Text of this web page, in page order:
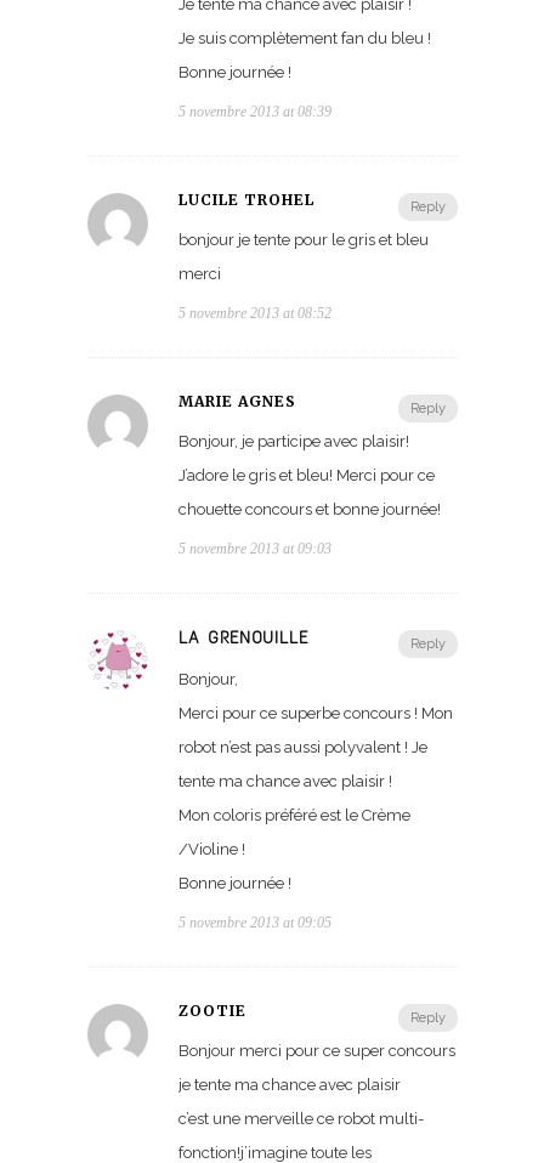
Je tente ma chance avec plaisir !
Je suis complètement fan du bleu !
Bonne journée !
5 novembre 2013 at 08:39
Reply
LUCILE TROHEL
bonjour je tente pour le gris et bleu
merci
5 novembre 2013 at 08:52
Reply
MARIE AGNÈS
Bonjour, je participe avec plaisir!
J’adore le gris et bleu! Merci pour ce
chouette concours et bonne journée!
5 novembre 2013 at 09:03
Reply
LA GRENOUILLE
Bonjour,
Merci pour ce superbe concours ! Mon
robot n’est pas aussi polyvalent ! Je
tente ma chance avec plaisir !
Mon coloris préféré est le Crème
/Violine !
Bonne journée !
5 novembre 2013 at 09:05
Reply
ZOOTIE
Bonjour merci pour ce super concours
je tente ma chance avec plaisir
c’est une merveille ce robot multi-
fonction!j’imagine toute les